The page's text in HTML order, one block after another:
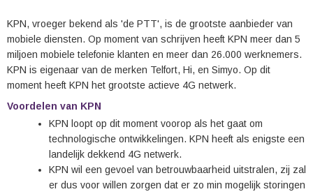
KPN, vroeger bekend als 'de PTT', is de grootste aanbieder van
mobiele diensten. Op moment van schrijven heeft KPN meer dan 5
miljoen mobiele telefonie klanten en meer dan 26.000 werknemers.
KPN is eigenaar van de merken Telfort, Hi, en Simyo. Op dit
moment heeft KPN het grootste actieve 4G netwerk.
Voordelen van KPN
KPN loopt op dit moment voorop als het gaat om
technologische ontwikkelingen. KPN heeft als enigste een
landelijk dekkend 4G netwerk.
KPN wil een gevoel van betrouwbaarheid uitstralen, zij zal
er dus voor willen zorgen dat er zo min mogelijk storingen